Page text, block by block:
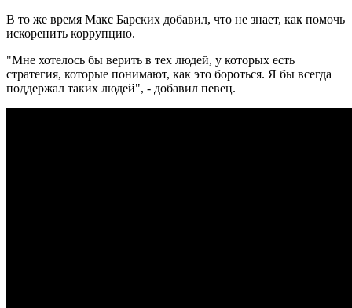
В то же время Макс Барских добавил, что не знает, как помочь
искоренить коррупцию.
"Мне хотелось бы верить в тех людей, у которых есть
стратегия, которые понимают, как это бороться. Я бы всегда
поддержал таких людей", - добавил певец.